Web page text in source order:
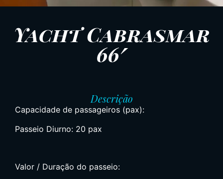
Yacht Cabrasmar
66′
Descrição
Capacidade de passageiros (pax):
Passeio Diurno: 20 pax
Valor / Duração do passeio: